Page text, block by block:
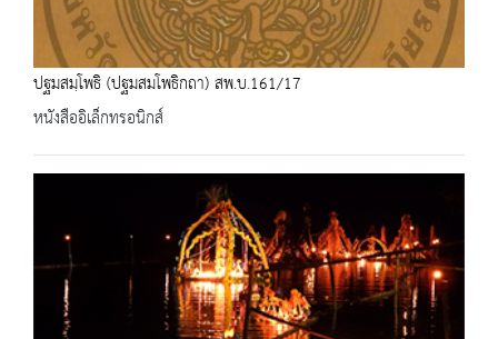
ปฐมสมฺโพธิ (ปฐมสมโพธิกถา) สพ.บ.161/17
หนังสืออิเล็กทรอนิกส์